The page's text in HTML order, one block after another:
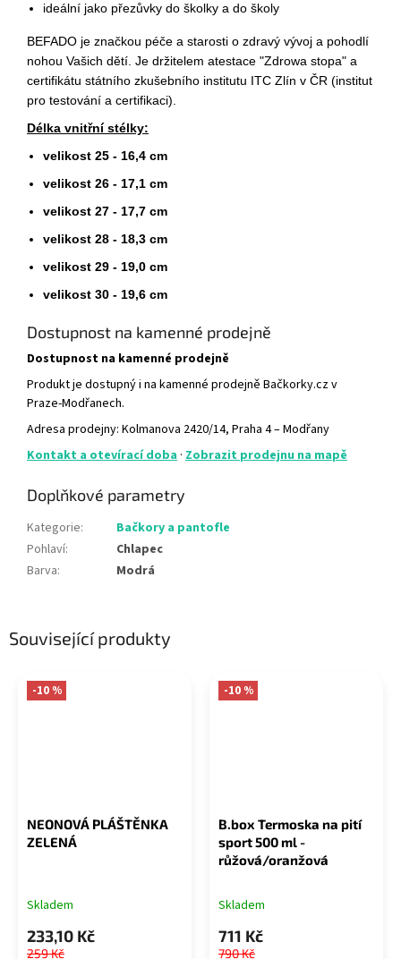
Související produkty
-10 %
NEONOVÁ PLÁŠTĚNKA
ZELENÁ
Skladem
233,10 Kč
259 Kč
-10 %
B.box Termoska na pití
sport 500 ml -
růžová/oranžová
Skladem
711 Kč
790 Kč
ideální jako přezůvky do školky a do školy
BEFADO je značkou péče a starosti o zdravý vývoj a pohodlí
nohou Vašich dětí. Je držitelem atestace "Zdrowa stopa" a
certifikátu státního zkušebního institutu ITC Zlín v ČR (institut
pro testování a certifikaci).
Délka vnitřní stélky:
velikost 25 - 16,4 cm
velikost 26 - 17,1 cm
velikost 27 - 17,7 cm
velikost 28 - 18,3 cm
velikost 29 - 19,0 cm
velikost 30 - 19,6 cm
Dostupnost na kamenné prodejně
Dostupnost na kamenné prodejně
Produkt je dostupný i na kamenné prodejně Bačkorky.cz v
Praze-Modřanech.
Adresa prodejny: Kolmanova 2420/14, Praha 4 – Modřany
Kontakt a otevírací doba · Zobrazit prodejnu na mapě
Doplňkové parametry
Kategorie:
Bačkory a pantofle
Pohlaví:
Chlapec
Barva: Modrá